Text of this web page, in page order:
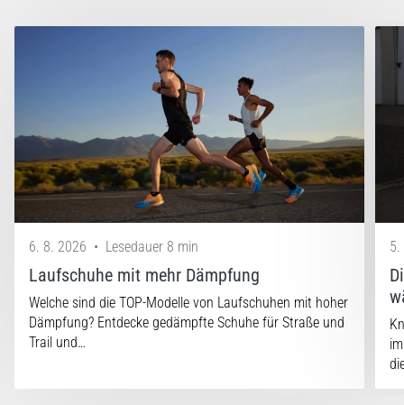
6. 8. 2026 • Lesedauer 8 min
Laufschuhe mit mehr Dämpfung
Welche sind die TOP-Modelle von Laufschuhen mit hoher
Dämpfung? Entdecke gedämpfte Schuhe für Straße und
Trail und…
5.